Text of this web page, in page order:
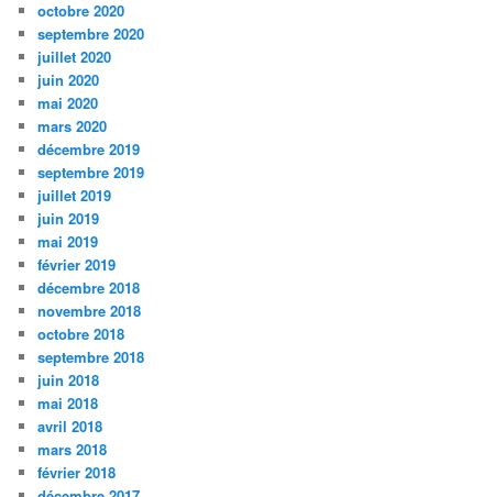
octobre 2020
septembre 2020
juillet 2020
juin 2020
mai 2020
mars 2020
décembre 2019
septembre 2019
juillet 2019
juin 2019
mai 2019
février 2019
décembre 2018
novembre 2018
octobre 2018
septembre 2018
juin 2018
mai 2018
avril 2018
mars 2018
février 2018